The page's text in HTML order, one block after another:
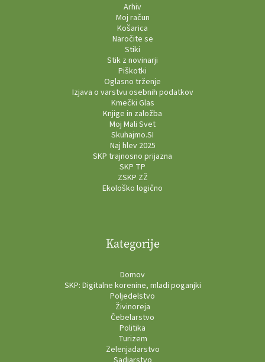
Arhiv
Moj račun
Košarica
Naročite se
Stiki
Stik z novinarji
Piškotki
Oglasno trženje
Izjava o varstvu osebnih podatkov
Kmečki Glas
Knjige in založba
Moj Mali Svet
Skuhajmo.SI
Naj hlev 2025
SKP trajnosno prijazna
SKP TP
ZSKP ZŽ
Ekološko logično
Kategorije
Domov
SKP: Digitalne korenine, mladi poganjki
Poljedelstvo
Živinoreja
Čebelarstvo
Politika
Turizem
Zelenjadarstvo